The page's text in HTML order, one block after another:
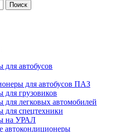
Поиск
автобусов
для автобусов ПАЗ
грузовиков
легковых автомобилей
для спецтехники
на УРАЛ
автокондиционеры